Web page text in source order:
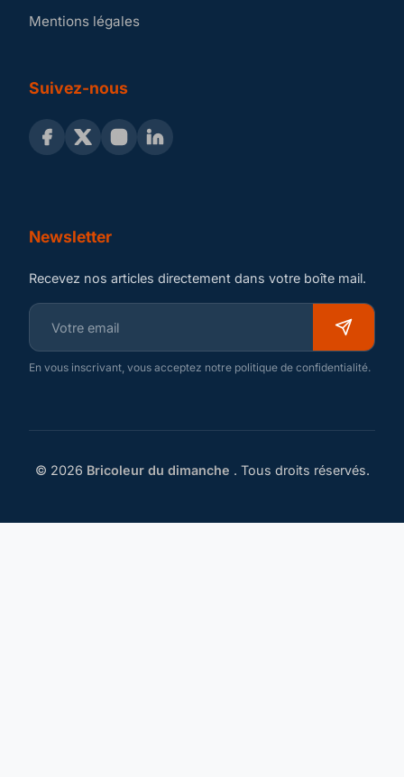
Mentions légales
Suivez-nous
Newsletter
Recevez nos articles directement dans votre boîte mail.
En vous inscrivant, vous acceptez notre politique de confidentialité.
© 2026 Bricoleur du dimanche . Tous droits réservés.